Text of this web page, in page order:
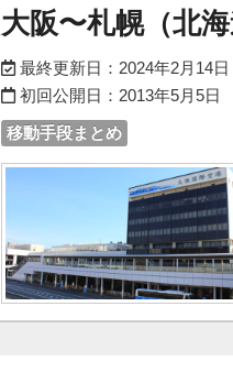
大阪〜札幌（北
最終更新日： 2024年2月14日
初回公開日： 2013年5月5日
移動手段まとめ